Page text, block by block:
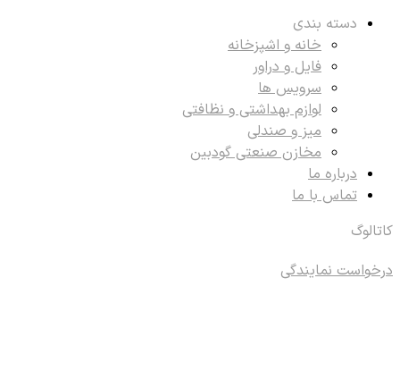
دسته بندی
خانه و اشپزخانه
فایل و دراور
سرویس ها
لوازم بهداشتی و نظافتی
میز و صندلی
مخازن صنعتی گودبین
درباره ما
تماس با ما
کاتالوگ
درخواست نمایندگی